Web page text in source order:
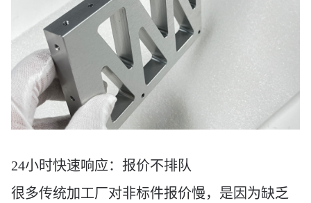
24小时快速响应：报价不排队
很多传统加工厂对非标件报价慢，是因为缺乏